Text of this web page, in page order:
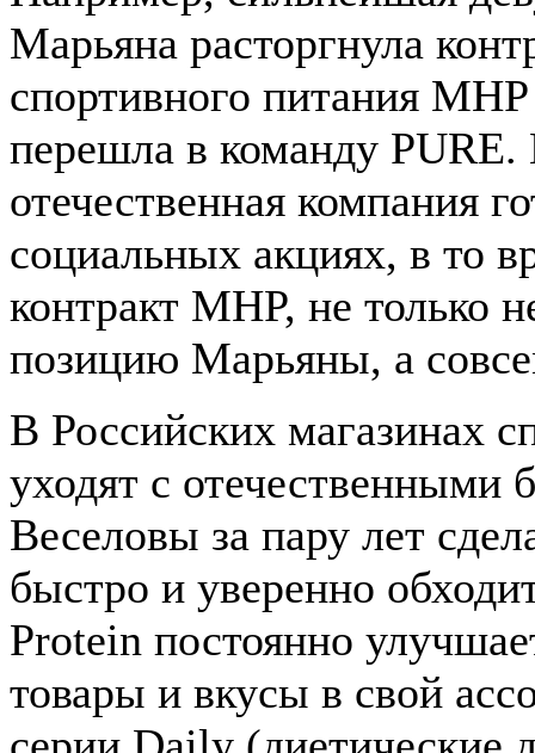
Марьяна расторгнула
спортивного питания
перешла в команду
отечественная компания
социальных акциях, в то
контракт MHP, не только
позицию Марьяны, а
В Российских магазинах
уходят с отечественными
Веселовы за пару лет
быстро и уверенно
Protein постоянно
товары и вкусы в свой